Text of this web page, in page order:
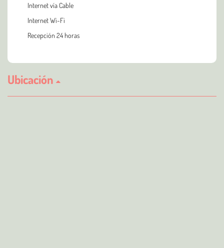
Internet vía Cable
Internet Wi-Fi
Recepción 24 horas
Ubicación